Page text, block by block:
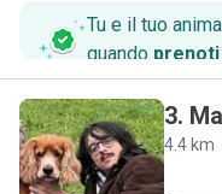
Tu e il tuo
quando prenoti
M
3.
4.4 km